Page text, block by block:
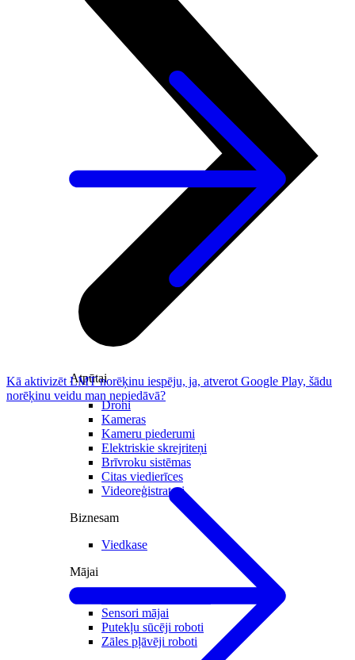
Atpūtai
Droni
Kameras
Kameru piederumi
Elektriskie skrejriteņi
Brīvroku sistēmas
Citas viedierīces
Videoreģistratori
Biznesam
Viedkase
Mājai
Sensori mājai
Putekļu sūcēji roboti
Zāles pļāvēji roboti
Kā aktivizēt LMT norēķinu iespēju, ja, atverot Google Play, šādu
norēķinu veidu man nepiedāvā?